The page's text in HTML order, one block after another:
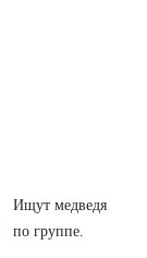
Ищут медведя
по группе.